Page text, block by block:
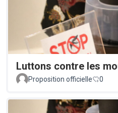
Luttons contre les
Proposition officielle
0